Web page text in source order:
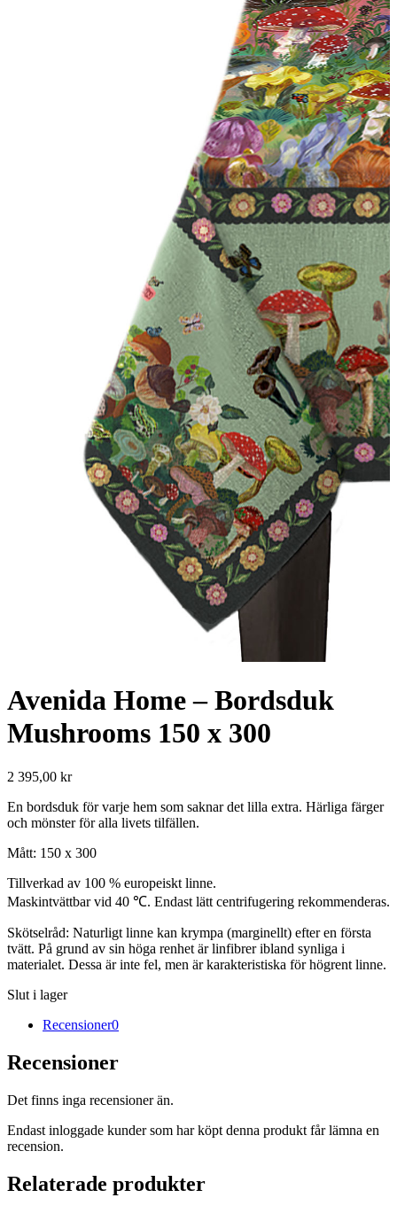
Avenida Home – Bordsduk
Mushrooms 150 x 300
2 395,00 kr
En bordsduk för varje hem som saknar det lilla extra. Härliga färger
och mönster för alla livets tilfällen.
Mått: 150 x 300
Tillverkad av 100 % europeiskt linne.
Maskintvättbar vid 40 ℃. Endast lätt centrifugering rekommenderas.
Skötselråd: Naturligt linne kan krympa (marginellt) efter en första
tvätt. På grund av sin höga renhet är linfibrer ibland synliga i
materialet. Dessa är inte fel, men är karakteristiska för högrent linne.
Slut i lager
Recensioner0
Recensioner
Det finns inga recensioner än.
Endast inloggade kunder som har köpt denna produkt får lämna en
recension.
Relaterade produkter